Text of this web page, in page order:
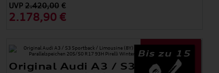
UVP2.420,00 €
2.178,90 €
Bis zu 15
Original Audi A3 / S3 Sportback